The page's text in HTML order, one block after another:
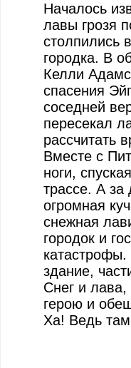
Началось
лавы грозя
столпились
городка. В
Келли
спасения
соседней
пересекал
рассчитать
Вместе с
ноги,
трассе. А за
огромная
снежная
городок и
здание,
Снег и лава,
герою и
Ха! Ведь